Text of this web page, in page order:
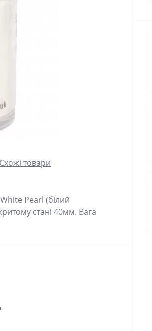
Схожі товари
Pearl (білий
стані 40мм. Вага